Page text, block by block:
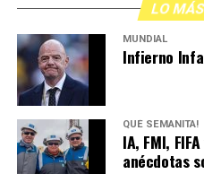
LO
MUNDIAL
Infierno
QUÉ SEMANITA!
IA, FMI,
anécdotas